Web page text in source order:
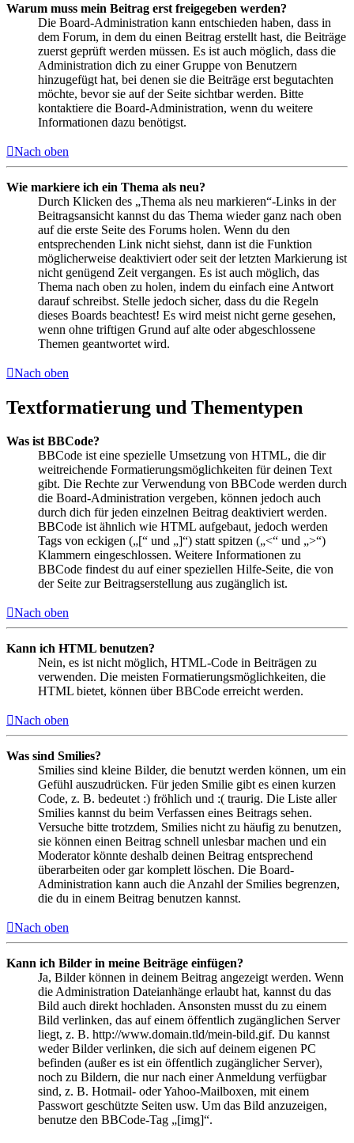
Warum muss mein Beitrag erst freigegeben werden?
Die Board-Administration kann entschieden haben, dass in
dem Forum, in dem du einen Beitrag erstellt hast, die Beiträge
zuerst geprüft werden müssen. Es ist auch möglich, dass die
Administration dich zu einer Gruppe von Benutzern
hinzugefügt hat, bei denen sie die Beiträge erst begutachten
möchte, bevor sie auf der Seite sichtbar werden. Bitte
kontaktiere die Board-Administration, wenn du weitere
Informationen dazu benötigst.
Nach oben
Wie markiere ich ein Thema als neu?
Durch Klicken des „Thema als neu markieren“-Links in der
Beitragsansicht kannst du das Thema wieder ganz nach oben
auf die erste Seite des Forums holen. Wenn du den
entsprechenden Link nicht siehst, dann ist die Funktion
möglicherweise deaktiviert oder seit der letzten Markierung ist
nicht genügend Zeit vergangen. Es ist auch möglich, das
Thema nach oben zu holen, indem du einfach eine Antwort
darauf schreibst. Stelle jedoch sicher, dass du die Regeln
dieses Boards beachtest! Es wird meist nicht gerne gesehen,
wenn ohne triftigen Grund auf alte oder abgeschlossene
Themen geantwortet wird.
Nach oben
Textformatierung und Thementypen
Was ist BBCode?
BBCode ist eine spezielle Umsetzung von HTML, die dir
weitreichende Formatierungsmöglichkeiten für deinen Text
gibt. Die Rechte zur Verwendung von BBCode werden durch
die Board-Administration vergeben, können jedoch auch
durch dich für jeden einzelnen Beitrag deaktiviert werden.
BBCode ist ähnlich wie HTML aufgebaut, jedoch werden
Tags von eckigen („[“ und „]“) statt spitzen („<“ und „>“)
Klammern eingeschlossen. Weitere Informationen zu
BBCode findest du auf einer speziellen Hilfe-Seite, die von
der Seite zur Beitragserstellung aus zugänglich ist.
Nach oben
Kann ich HTML benutzen?
Nein, es ist nicht möglich, HTML-Code in Beiträgen zu
verwenden. Die meisten Formatierungsmöglichkeiten, die
HTML bietet, können über BBCode erreicht werden.
Nach oben
Was sind Smilies?
Smilies sind kleine Bilder, die benutzt werden können, um ein
Gefühl auszudrücken. Für jeden Smilie gibt es einen kurzen
Code, z. B. bedeutet :) fröhlich und :( traurig. Die Liste aller
Smilies kannst du beim Verfassen eines Beitrags sehen.
Versuche bitte trotzdem, Smilies nicht zu häufig zu benutzen,
sie können einen Beitrag schnell unlesbar machen und ein
Moderator könnte deshalb deinen Beitrag entsprechend
überarbeiten oder gar komplett löschen. Die Board-
Administration kann auch die Anzahl der Smilies begrenzen,
die du in einem Beitrag benutzen kannst.
Nach oben
Kann ich Bilder in meine Beiträge einfügen?
Ja, Bilder können in deinem Beitrag angezeigt werden. Wenn
die Administration Dateianhänge erlaubt hat, kannst du das
Bild auch direkt hochladen. Ansonsten musst du zu einem
Bild verlinken, das auf einem öffentlich zugänglichen Server
liegt, z. B. http://www.domain.tld/mein-bild.gif. Du kannst
weder Bilder verlinken, die sich auf deinem eigenen PC
befinden (außer es ist ein öffentlich zugänglicher Server),
noch zu Bildern, die nur nach einer Anmeldung verfügbar
sind, z. B. Hotmail- oder Yahoo-Mailboxen, mit einem
Passwort geschützte Seiten usw. Um das Bild anzuzeigen,
benutze den BBCode-Tag „[img]“.